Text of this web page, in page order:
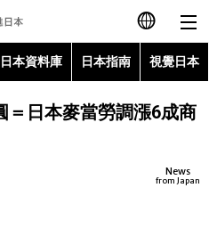
日本語
English
日本資料庫 日本指南 視覺日本
＝日本麥當勞調漲6成商
News
from Japan